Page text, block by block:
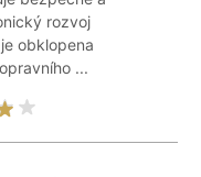
rozvoj
obklopena
...